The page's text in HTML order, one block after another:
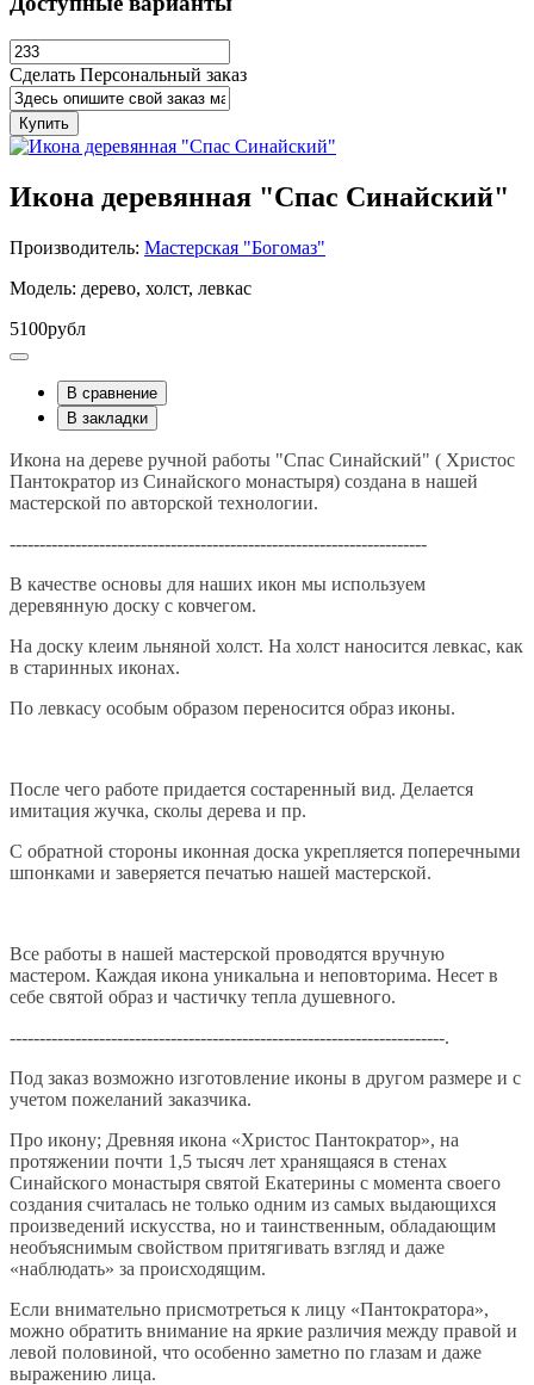
Сделать Персональный заказ
Купить
Икона деревянная "Спас Синайский"
Производитель: Мастерская "Богомаз"
Модель: дерево, холст, левкас
5100рубл
В сравнение
В закладки
Икона на дереве ручной работы "Спас Синайский" ( Христос
Пантократор из Синайского монастыря) создана в нашей
мастерской по авторской технологии.
----------------------------------------------------------------------
В качестве основы для наших икон мы используем
деревянную доску с ковчегом.
На доску клеим льняной холст. На холст наносится левкас, как
в старинных иконах.
По левкасу особым образом переносится образ иконы.
После чего работе придается состаренный вид. Делается
имитация жучка, сколы дерева и пр.
С обратной стороны иконная доска укрепляется поперечными
шпонками и заверяется печатью нашей мастерской.
Все работы в нашей мастерской проводятся вручную
мастером. Каждая икона уникальна и неповторима. Несет в
себе святой образ и частичку тепла душевного.
-------------------------------------------------------------------------.
Под заказ возможно изготовление иконы в другом размере и с
учетом пожеланий заказчика.
Про икону; Древняя икона «Христос Пантократор», на
протяжении почти 1,5 тысяч лет хранящаяся в стенах
Синайского монастыря святой Екатерины с момента своего
создания считалась не только одним из самых выдающихся
произведений искусства, но и таинственным, обладающим
необъяснимым свойством притягивать взгляд и даже
«наблюдать» за происходящим.
Если внимательно присмотреться к лицу «Пантократора»,
можно обратить внимание на яркие различия между правой и
левой половиной, что особенно заметно по глазам и даже
выражению лица.